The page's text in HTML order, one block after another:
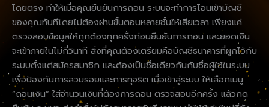
โดยตรง ทำให้เมื่อคุณยืนยันการถอน ระบบจะทำการโอนเข้าบัญชี
ของคุณทันทีโดยไม่ต้องผ่านขั้นตอนหลายชั้นให้เสียเวลา เพียงแค่
ตรวจสอบข้อมูลให้ถูกต้องทุกครั้งก่อนยืนยันการถอน และยอดเงิน
จะเข้าภายในไม่กี่วินาที สิ่งที่คุณต้องเตรียมคือบัญชีธนาคารที่ผูกไว้กับ
ระบบตั้งแต่สมัครสมาชิก และต้องเป็นชื่อเดียวกันกับชื่อผู้ใช้ในระบบ
เพื่อป้องกันการสวมรอยและการทุจริต เมื่อเข้าสู่ระบบ ให้เลือกเมนู
“ถอนเงิน” ใส่จำนวนเงินที่ต้องการถอน ตรวจสอบอีกครั้ง แล้วกด